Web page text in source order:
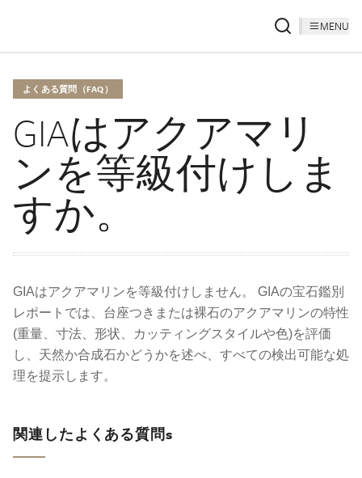
MENU
よくある質問（FAQ）
GIAはアクアマリ
ンを等級付けしま
すか。
GIAはアクアマリンを等級付けしません。 GIAの宝石鑑別
レポートでは、台座つきまたは裸石のアクアマリンの特性
(重量、寸法、形状、カッティングスタイルや色)を評価
し、天然か合成石かどうかを述べ、すべての検出可能な処
理を提示します。
関連したよくある質問s